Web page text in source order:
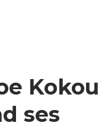
Kokou
ses